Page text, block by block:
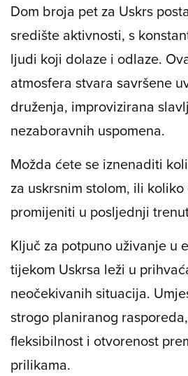
Dom broja pet za Uskrs
središte aktivnosti, s
ljudi koji dolaze i odlaze.
atmosfera stvara savršene
druženja, improvizirana
nezaboravnih uspomena.
Možda ćete se iznenaditi
za uskrsnim stolom, ili
promijeniti u posljednji
Ključ za potpuno uživanje u
tijekom Uskrsa leži u
neočekivanih situacija.
strogo planiranog
fleksibilnost i otvorenost
prilikama.